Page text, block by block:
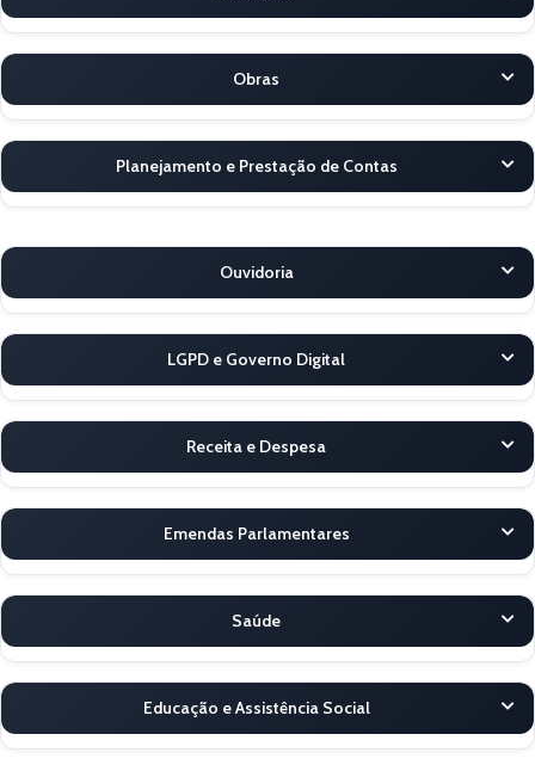
Obras
Planejamento e Prestação de Contas
Ouvidoria
LGPD e Governo Digital
Receita e Despesa
Emendas Parlamentares
Saúde
Educação e Assistência Social